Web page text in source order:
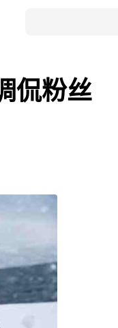
侃粉丝